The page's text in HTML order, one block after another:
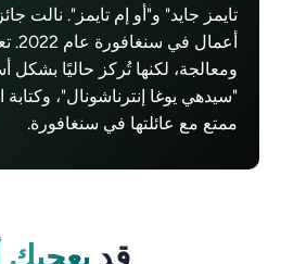
أعمال
ومعالجة، لكنها تُركز حاليًا بشكل
"سيدهي يوغا إنترناشونال"،
ممتع مع عائلتها في سنغافورة.